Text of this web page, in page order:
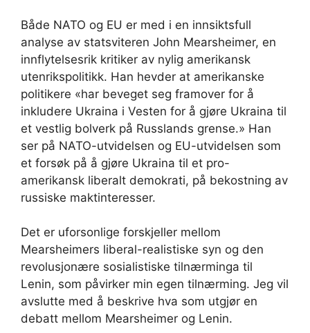
Både NATO og EU er med i en innsiktsfull
analyse av statsviteren John Mearsheimer, en
innflytelsesrik kritiker av nylig amerikansk
utenrikspolitikk. Han hevder at amerikanske
politikere «har beveget seg framover for å
inkludere Ukraina i Vesten for å gjøre Ukraina til
et vestlig bolverk på Russlands grense.» Han
ser på NATO-utvidelsen og EU-utvidelsen som
et forsøk på å gjøre Ukraina til et pro-
amerikansk liberalt demokrati, på bekostning av
russiske maktinteresser.
Det er uforsonlige forskjeller mellom
Mearsheimers liberal-realistiske syn og den
revolusjonære sosialistiske tilnærminga til
Lenin, som påvirker min egen tilnærming. Jeg vil
avslutte med å beskrive hva som utgjør en
debatt mellom Mearsheimer og Lenin.